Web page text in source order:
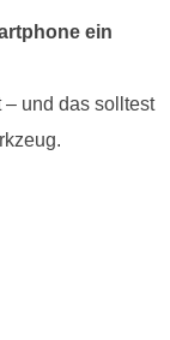
ein
und das solltest